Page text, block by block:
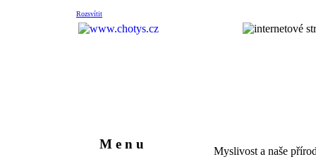
Rozsvítit
M e n u Myslivost a naše